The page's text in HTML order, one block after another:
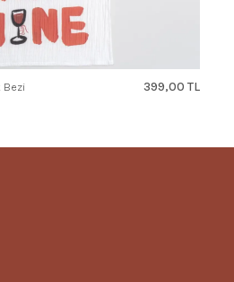
Bezi 399,00 TL